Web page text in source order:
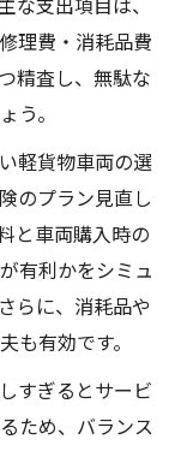
理費・消耗品費
精査し、無駄な
う。
軽貨物車両の選
のプラン見直し
と車両購入時の
有利かをシミュ
らに、消耗品や
も有効です。
すぎるとサービ
ため、バランス